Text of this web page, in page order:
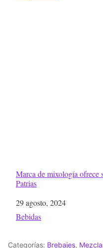
Marca de mixología ofrece
Patrias
Fecha
29 agosto, 2024
Respecto a
Bebidas
Categorías: Brebajes,